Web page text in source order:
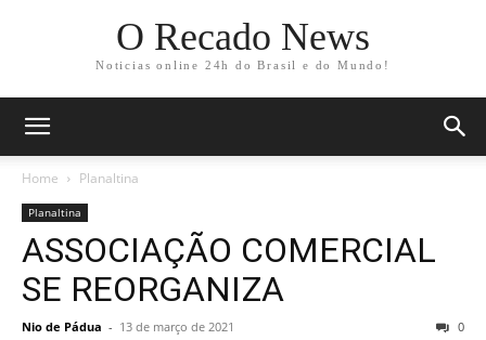
O Recado News
Noticias online 24h do Brasil e do Mundo!
Home Planaltina
Planaltina
ASSOCIAÇÃO COMERCIAL
SE REORGANIZA
Nio de Pádua - 13 de março de 2021 0